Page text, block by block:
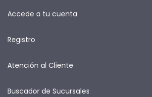
Accede a tu cuenta
Registro
Atención al Cliente
Buscador de Sucursales